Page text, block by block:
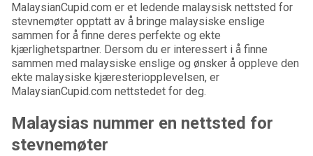
MalaysianCupid.com er et ledende malaysisk nettsted for
stevnemøter opptatt av å bringe malaysiske enslige
sammen for å finne deres perfekte og ekte
kjærlighetspartner. Dersom du er interessert i å finne
sammen med malaysiske enslige og ønsker å oppleve den
ekte malaysiske kjæresteriopplevelsen, er
MalaysianCupid.com nettstedet for deg.
Malaysias nummer en nettsted for
stevnemøter